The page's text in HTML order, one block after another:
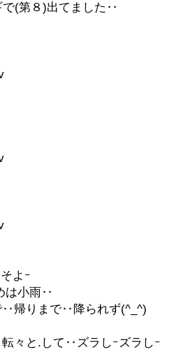
(第８)出てました‥
よｰ
は小雨‥
帰りまで‥降られず(^_^)
々と.して‥ズラしｰズラしｰ